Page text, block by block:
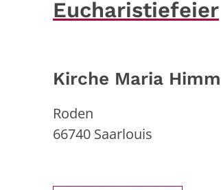
Eucharistiefeier
Kirche Maria
Roden
66740 Saarlouis